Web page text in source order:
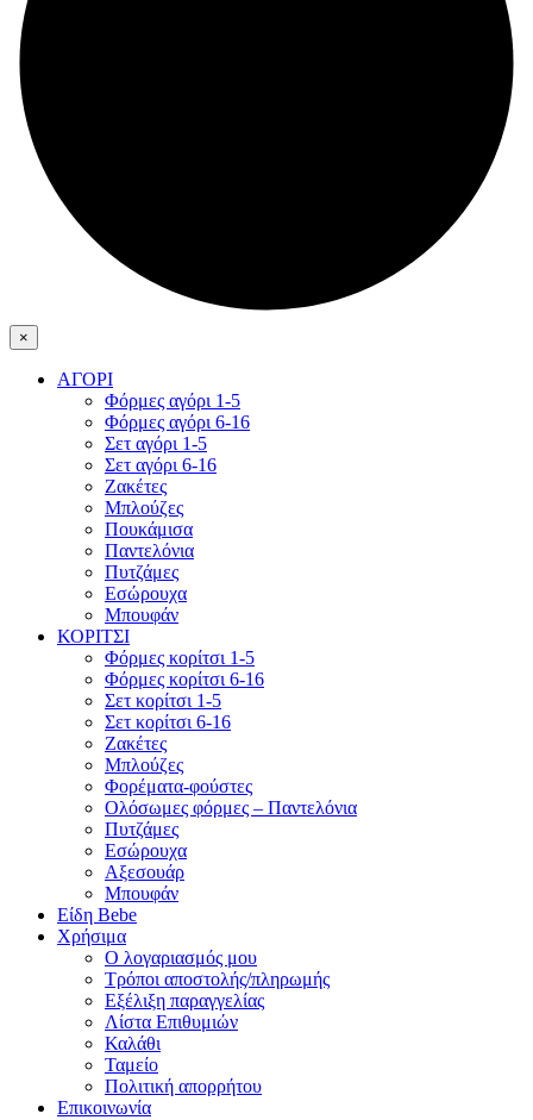
×
ΑΓΟΡΙ
Φόρμες αγόρι 1-5
Φόρμες αγόρι 6-16
Σετ αγόρι 1-5
Σετ αγόρι 6-16
Ζακέτες
Μπλούζες
Πουκάμισα
Παντελόνια
Πυτζάμες
Εσώρουχα
Μπουφάν
ΚΟΡΙΤΣΙ
Φόρμες κορίτσι 1-5
Φόρμες κορίτσι 6-16
Σετ κορίτσι 1-5
Σετ κορίτσι 6-16
Ζακέτες
Μπλούζες
Φορέματα-φούστες
Ολόσωμες φόρμες – Παντελόνια
Πυτζάμες
Εσώρουχα
Αξεσουάρ
Μπουφάν
Είδη Bebe
Χρήσιμα
Ο λογαριασμός μου
Τρόποι αποστολής/πληρωμής
Εξέλιξη παραγγελίας
Λίστα Επιθυμιών
Καλάθι
Ταμείο
Πολιτική απορρήτου
Επικοινωνία